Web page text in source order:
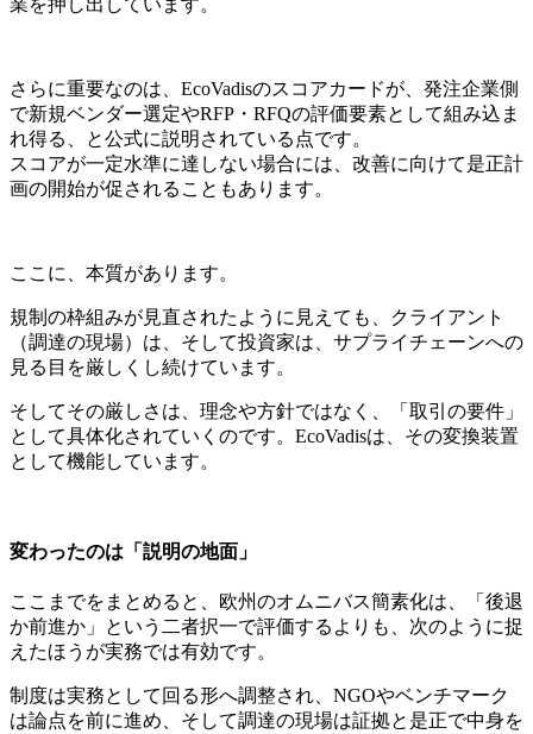
さらに重要なのは、EcoVadisのスコアカードが、発注企業側
で新規ベンダー選定やRFP・RFQの評価要素として組み込ま
れ得る、と公式に説明されている点です。
スコアが一定水準に達しない場合には、改善に向けて是正計
画の開始が促されることもあります。
ここに、本質があります。
規制の枠組みが見直されたように見えても、クライアント
（調達の現場）は、そして投資家は、サプライチェーンへの
見る目を厳しくし続けています。
そしてその厳しさは、理念や方針ではなく、「取引の要件」
として具体化されていくのです。EcoVadisは、その変換装置
として機能しています。
変わったのは「説明の地面」
ここまでをまとめると、欧州のオムニバス簡素化は、「後退
か前進か」という二者択一で評価するよりも、次のように捉
えたほうが実務では有効です。
制度は実務として回る形へ調整され、NGOやベンチマーク
は論点を前に進め、そして調達の現場は証拠と是正で中身を